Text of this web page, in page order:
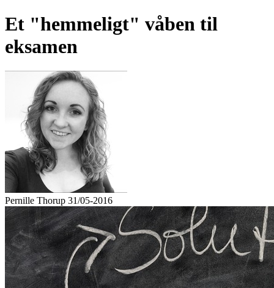
Et "hemmeligt" våben til
eksamen
Pernille Thorup 31/05-2016